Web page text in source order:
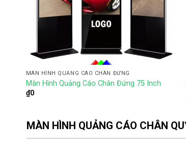
MÀN HÌNH QUẢNG CÁO CHÂN ĐỨNG
Màn Hình Quảng Cáo Chân Đứng 75 Inch
₫0
MÀN HÌNH QUẢNG CÁO CHÂN